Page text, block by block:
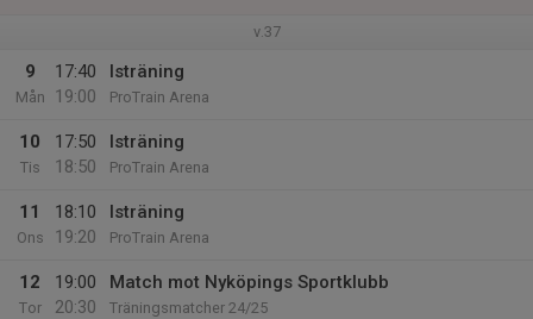
v.37
9
Mån
17:40
19:00
Isträning
ProTrain Arena
10
Tis
17:50
18:50
Isträning
ProTrain Arena
11
Ons
18:10
19:20
Isträning
ProTrain Arena
12
Tor
19:00
20:30
Match mot Nyköpings Sportklubb
Träningsmatcher 24/25